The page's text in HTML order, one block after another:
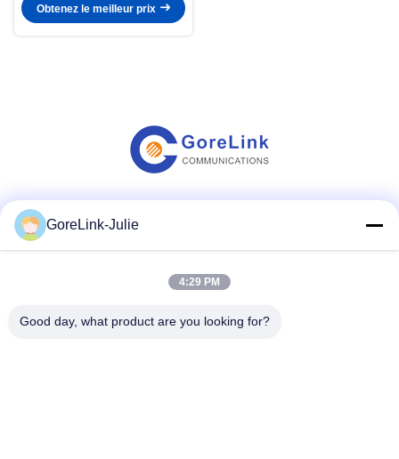
Obtenez le meilleur prix
Les réseaux sociaux
GoreLink-Julie
4:29 PM
Good day, what product are you looking for?